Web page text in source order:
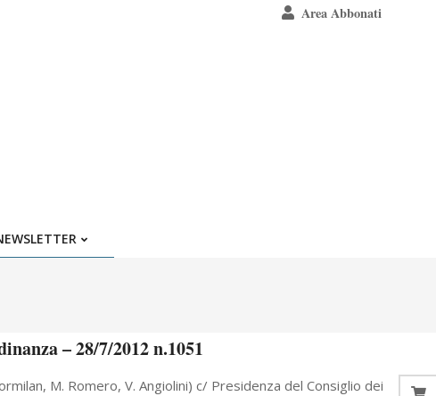
Area Abbonati
– 28/7/2012 n.1051
M. Romero, V. Angiolini) c/ Presidenza del Consiglio dei